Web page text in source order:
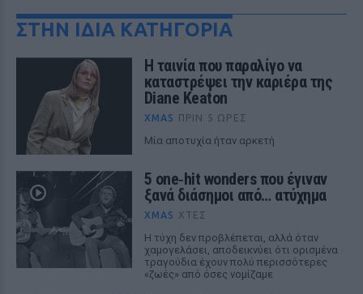
ΣΤΗΝ ΙΔΙΑ ΚΑΤΗΓΟΡΙΑ
Η ταινία που παραλίγο να
καταστρέψει την καριέρα της
Diane Keaton
XMAS ΠΡΙΝ 5 ΏΡΕΣ
Μία αποτυχία ήταν αρκετή
5 one‑hit wonders που έγιναν
ξανά διάσημοι από… ατύχημα
XMAS ΧΤΕΣ
Η τύχη δεν προβλέπεται, αλλά όταν
χαμογελάσει, αποδεικνύει ότι ορισμένα
τραγούδια έχουν πολύ περισσότερες
«ζωές» από όσες νομίζαμε